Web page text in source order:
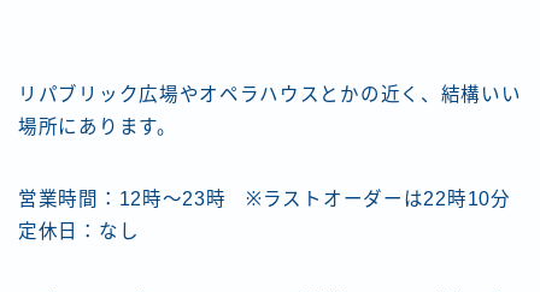
リパブリック広場やオペラハウスとかの近く、結構いい
場所にあります。
営業時間：12時〜23時 ※ラストオーダーは22時10分
定休日：なし